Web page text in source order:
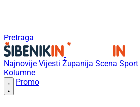
Pretraga
Najnovije Vijesti Županija Scena Sport
Kolumne
Promo